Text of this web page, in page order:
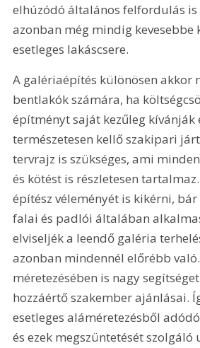
elhúzódó általános felfordulás is
azonban még mindig kevesebbe
esetleges lakáscsere.
A galériaépítés különösen akkor
bentlakók számára, ha
építményt saját kezűleg kívánják
természetesen kellő szakipari
tervrajz is szükséges, ami
és kötést is részletesen
építész véleményét is kikérni,
falai és padlói általában
elviseljék a leendő galéria
azonban mindennél előrébb
méretezésében is nagy
hozzáértő szakember ajánlásai.
esetleges aláméretezésből
és ezek megszüntetését szolgáló